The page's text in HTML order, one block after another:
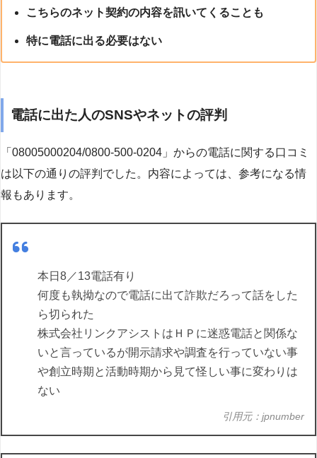
こちらのネット契約の内容を訊いてくることも
特に電話に出る必要はない
電話に出た人のSNSやネットの評判
「08005000204/0800-500-0204」からの電話に関する口コミ
は以下の通りの評判でした。内容によっては、参考になる情
報もあります。
本日8／13電話有り
何度も執拗なので電話に出て詐欺だろって話をした
ら切られた
株式会社リンクアシストはＨＰに迷惑電話と関係な
いと言っているが開示請求や調査を行っていない事
や創立時期と活動時期から見て怪しい事に変わりは
ない
引用元：jpnumber